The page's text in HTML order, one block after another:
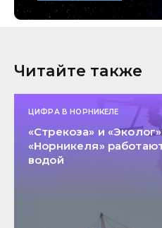
Читайте также
ЦИФРА В НОРНИКЕЛЕ
«Стрекоза» и
«Норникеля»
водой